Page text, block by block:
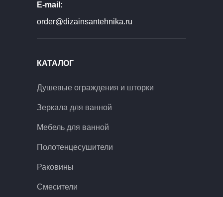
КАТАЛОГ
Душевые ограждения и шторки
Зеркала для ванной
Мебель для ванной
Полотенцесушители
Раковины
Смесители
E-mail:
order@dizainsantehnika.ru